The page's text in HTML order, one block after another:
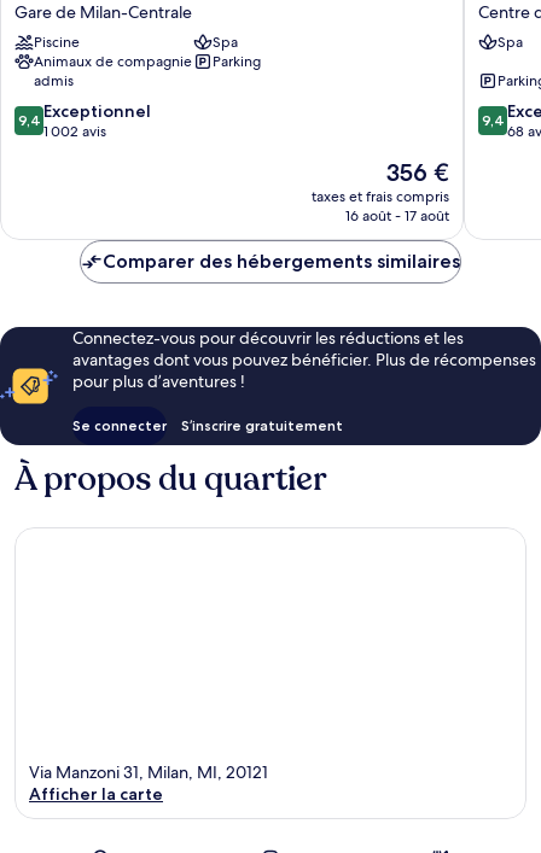
a
Luxury
Collection
Hotel,
Milan
Gare
Gare de Milan-Centrale
Piscine
Spa
Animaux de compagnie
admis
Parking
9.4
sur
9,4 Exceptionnel
1 002 avis
Le
nouveau
prix
de
356 €
taxes et frais compris
16 août - 17 août
Meliá
–
Leading
Hotels
of
Milan
Centre
Spa
9.4
sur
9,4
68
Comparer des hébergements similaires
Connectez-vous pour découvrir les réductions et les
avantages dont vous pouvez bénéficier. Plus de récompenses
pour plus d’aventures !
Se connecter S’inscrire gratuitement
À propos du quartier
Via Manzoni 31, Milan, MI, 20121
Afficher la carte